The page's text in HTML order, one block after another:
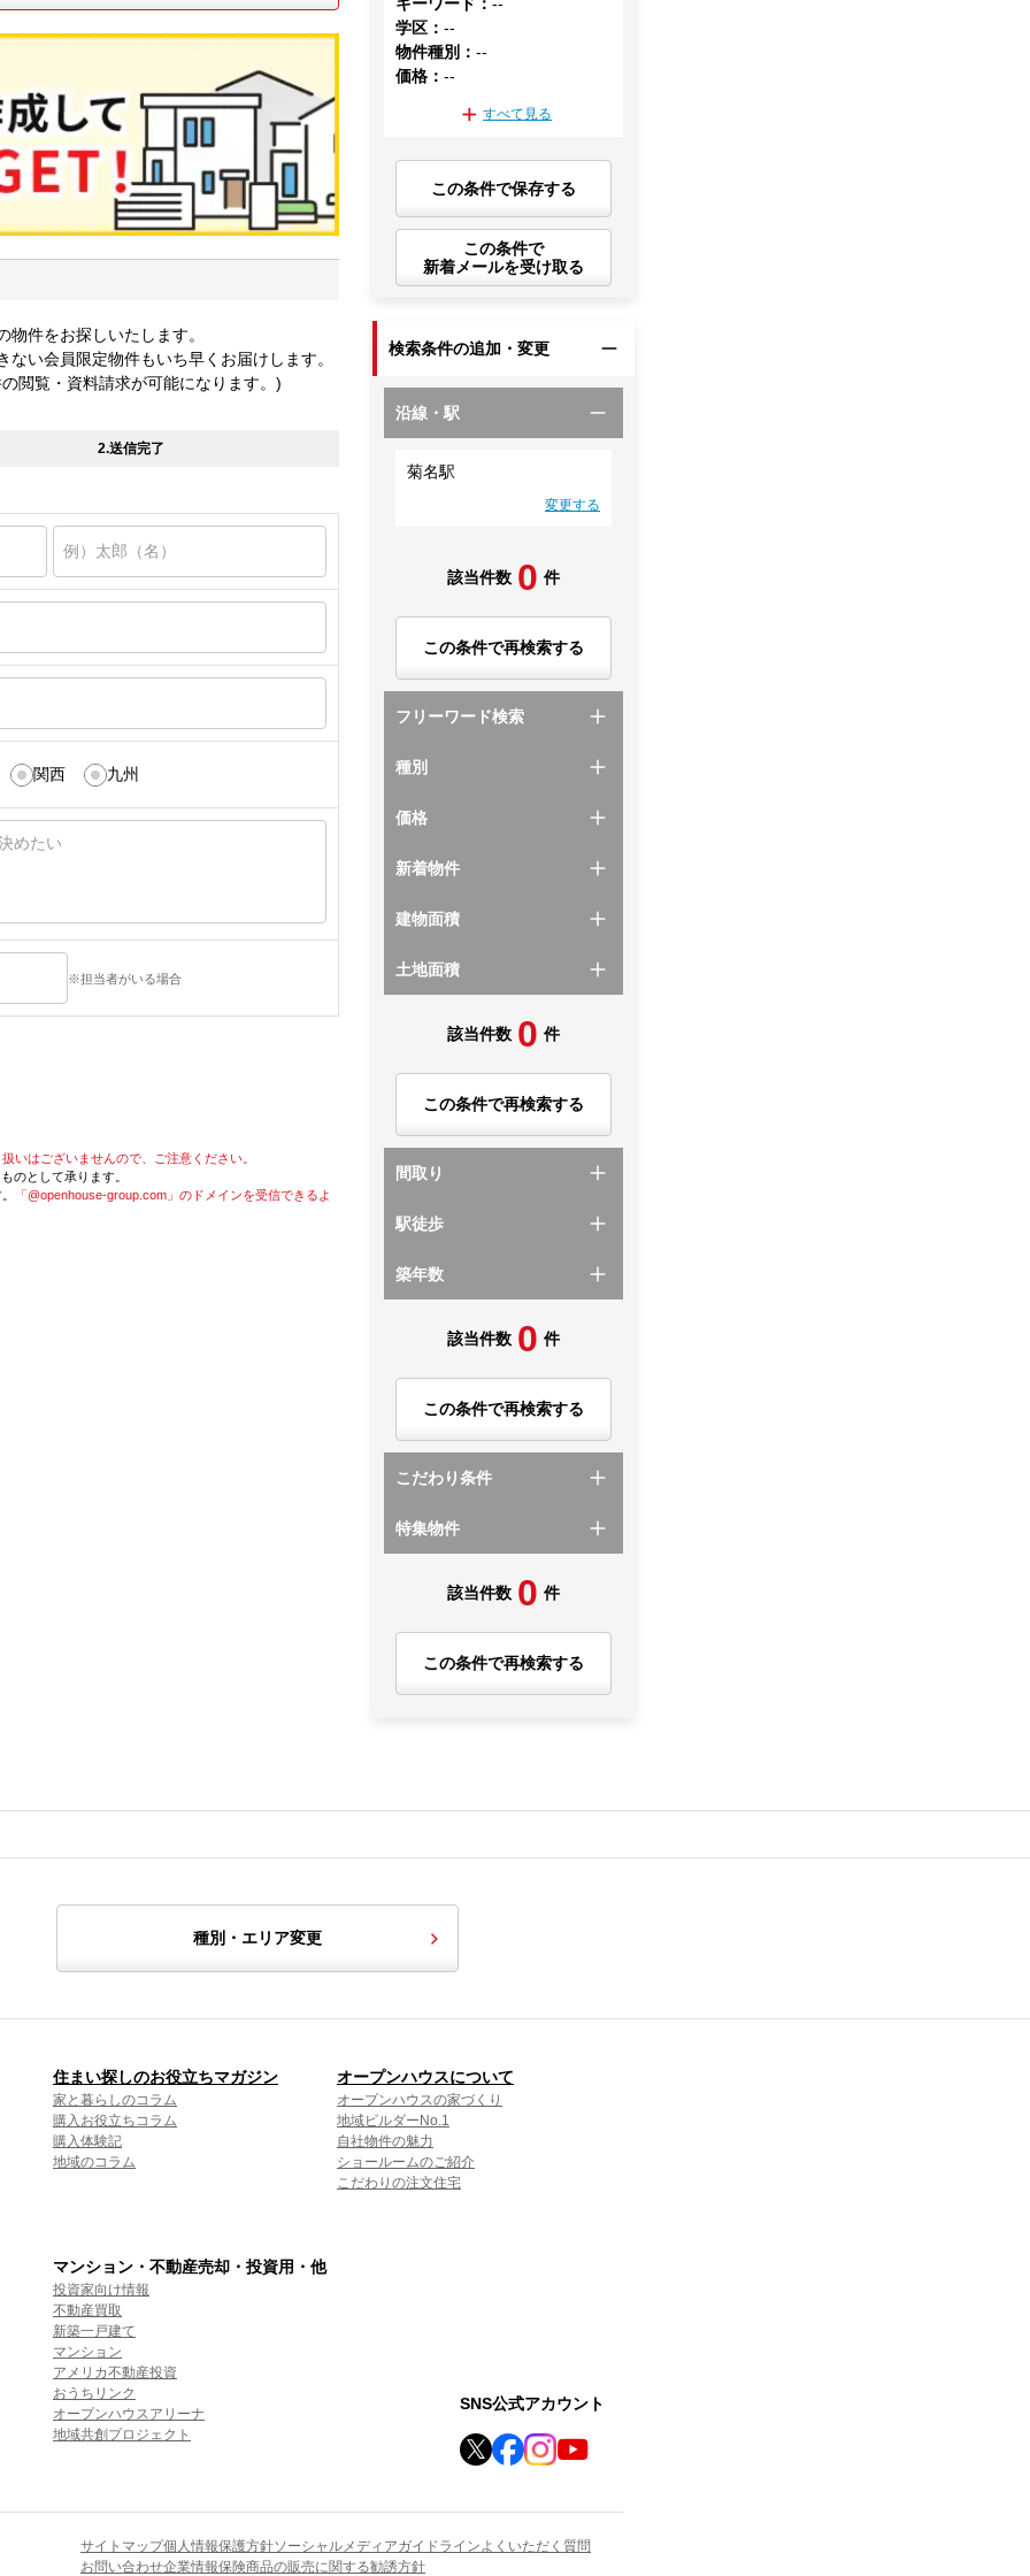
件をお探しいたします。
い会員限定物件もいち早くお届けします。
閲覧・資料請求が可能になります。)
2.送信完了
関西 九州
※担当者がいる場合
いはございませんので、ご注意ください。
のとして承ります。
「@openhouse-group.com」のドメインを受信できるよ
学区 ：--
物件種別 ：--
価格 ：--
すべて見る
この条件で保存する
この条件で
新着メールを受け取る
検索条件の追加・変更
沿線・駅
菊名駅
変更する
該当件数 0 件
この条件で再検索する
フリーワード検索
種別
価格
新着物件
建物面積
土地面積
該当件数 0 件
この条件で再検索する
間取り
駅徒歩
築年数
該当件数 0 件
この条件で再検索する
こだわり条件
特集物件
該当件数 0 件
この条件で再検索する
種別・エリア変更
住まい探しのお役立ちマガジン
家と暮らしのコラム
購入お役立ちコラム
購入体験記
地域のコラム
オープンハウスについて
オープンハウスの家づくり
地域ビルダーNo.1
自社物件の魅力
ショールームのご紹介
こだわりの注文住宅
マンション・不動産売却・投資用・他
投資家向け情報
不動産買取
新築一戸建て
マンション
アメリカ不動産投資
おうちリンク
オープンハウスアリーナ
地域共創プロジェクト
SNS公式アカウント
サイトマップ個人情報保護方針ソーシャルメディアガイドラインよくいただく質問
お問い合わせ企業情報保険商品の販売に関する勧誘方針